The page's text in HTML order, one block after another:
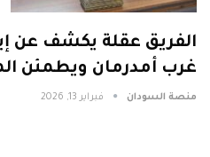
الفريق عقلة يكشف عن
غرب أمدرمان ويطمئن
منصة السودان فبراير 13, 2026